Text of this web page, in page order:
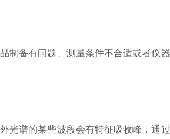
备有问题、测量条件不合适或者仪
谱的某些波段会有特征吸收峰，通